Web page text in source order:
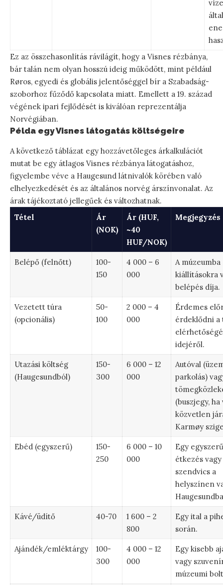
Ez az összehasonlítás rávilágít, hogy a Visnes rézbánya,
bár talán nem olyan hosszú ideig működött, mint például
Røros, egyedi és globális jelentőséggel bír a Szabadság-
szoborhoz fűződő kapcsolata miatt. Emellett a 19. század
végének ipari fejlődését is kiválóan reprezentálja
Norvégiában.
Példa egy Visnes látogatás költségeire
A következő táblázat egy hozzávetőleges árkalkulációt
mutat be egy átlagos Visnes rézbánya látogatáshoz,
figyelembe véve a Haugesund látnivalók körében való
elhelyezkedését és az általános norvég árszínvonalat. Az
árak tájékoztató jellegűek és változhatnak.
Tétel
Ár
(NOK)
Ár (HUF,
~40
HUF/NOK)
Megjegyzés
Belépő (felnőtt)
100-
150
4 000 – 6
000
A múzeumba
kiállításokra
belépés díja.
Vezetett túra
(opcionális)
50-
100
2 000 – 4
000
Érdemes
érdeklődni a
idejéről.
Utazási költség
(Haugesundból)
150-
300
6 000 – 12
000
Autóval
parkolás)
(buszjegy, ha
közvetlen
Karmøy
Ebéd (egyszerű)
150-
250
6 000 – 10
000
Egy
étkezés vagy
szendvics a
helyszínen
Kávé/üdítő 40-70
1 600 – 2
800
Egy ital a
során.
Ajándék/emléktárgy
100-
300
4 000 – 12
000
Egy kisebb
vagy
múzeumi